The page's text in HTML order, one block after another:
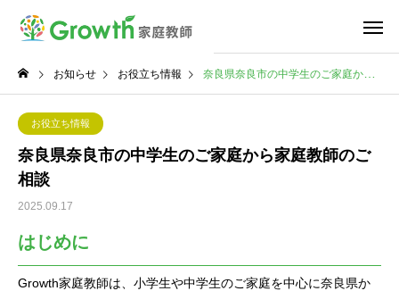
お知らせ お役立ち情報 奈良県奈良市の中学生のご家庭から家庭教師のご相談
お役立ち情報
奈良県奈良市の中学生のご家庭から家庭教師のご
相談
2025.09.17
はじめに
Growth家庭教師は、小学生や中学生のご家庭を中心に奈良県か